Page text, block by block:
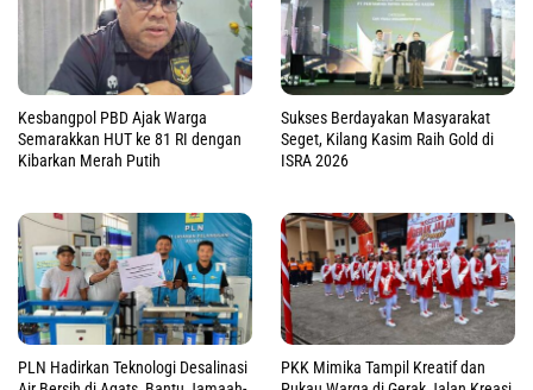
Kesbangpol PBD Ajak Warga
Semarakkan HUT ke 81 RI dengan
Kibarkan Merah Putih
Sukses Berdayakan Masyarakat
Seget, Kilang Kasim Raih Gold di
ISRA 2026
PLN Hadirkan Teknologi Desalinasi
PKK Mimika Tampil Kreatif dan